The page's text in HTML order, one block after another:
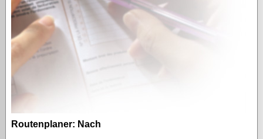
Routenplaner: Nach